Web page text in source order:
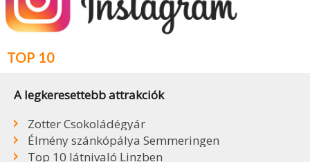
TOP 10
A legkeresettebb attrakciók
Zotter Csokoládégyár
Élmény szánkópálya Semmeringen
Top 10 látnivaló Linzben